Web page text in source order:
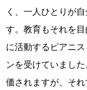
く、一人ひとりが
す。教育もそれを
に活動するピアニ
ンを受けていまし
価されますが、そ